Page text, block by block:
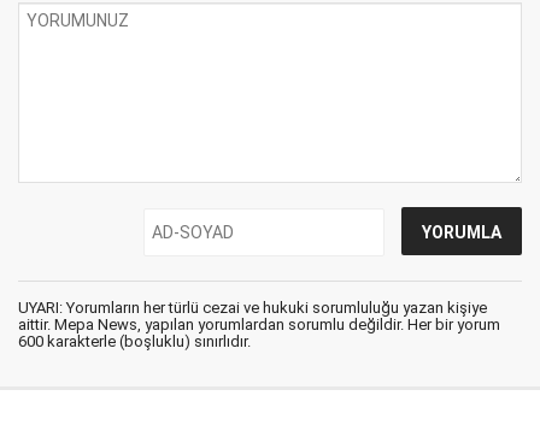
UYARI: Yorumların her türlü cezai ve hukuki sorumluluğu yazan kişiye
aittir. Mepa News, yapılan yorumlardan sorumlu değildir. Her bir yorum
600 karakterle (boşluklu) sınırlıdır.